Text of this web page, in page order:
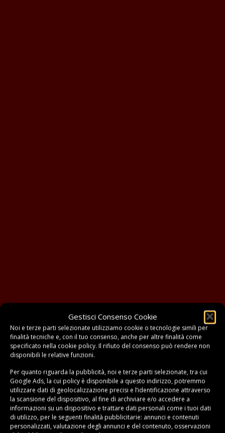
Gestisci Consenso Cookie
Noi e terze parti selezionate utilizziamo cookie o tecnologie simili per
finalità tecniche e, con il tuo consenso, anche per altre finalità come
specificato nella cookie policy. Il rifiuto del consenso può rendere non
disponibili le relative funzioni.
Per quanto riguarda la pubblicità, noi e terze parti selezionate, tra cui
Google Ads, la cui policy è disponibile a questo indirizzo, potremmo
utilizzare dati di geolocalizzazione precisi e l’identificazione attraverso
la scansione del dispositivo, al fine di archiviare e/o accedere a
informazioni su un dispositivo e trattare dati personali come i tuoi dati
di utilizzo, per le seguenti finalità pubblicitarie: annunci e contenuti
personalizzati, valutazione degli annunci e del contenuto, osservazioni